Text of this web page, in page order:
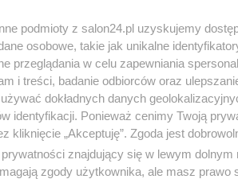
podmioty z salon24.pl uzyskujemy
osobowe, takie jak unikalne
przeglądania w celu zapewniania
i treści, badanie odbiorców oraz
dokładnych danych
identyfikacji. Ponieważ cenimy Twoją
kliknięcie „Akceptuję”. Zgoda jest
znajdujący się w lewym dolnym
zgody użytkownika, ale masz prawo